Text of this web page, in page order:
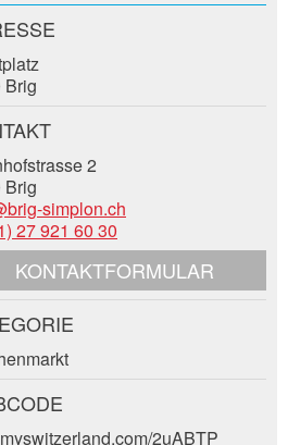
Brig
2
Brig
simplon.ch
27 921 60 30
KONTAKTFORMULAR
2uABTP